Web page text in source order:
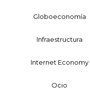
Globoeconomía
Infraestructura
Internet Economy
Ocio